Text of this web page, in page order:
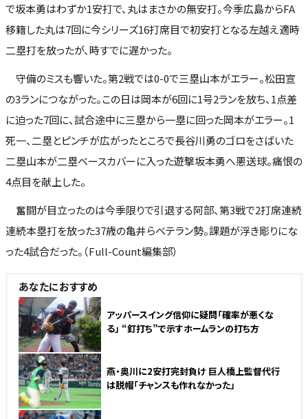
で坂本勇はわずか1安打で、丸はまさかの無安打。今季広島からFA
移籍した丸は7回に今シリーズ16打席目で初安打となる左越え適時
二塁打を放ったが、時すでに遅かった。
守備のミスも響いた。第2戦では0-0で三塁山本がエラー。松田宣
の3ランにつながった。この日は岡本が6回に1号2ランを放ち、1点差
に迫った7回に、試合途中に三塁から一塁に回った岡本がエラー。1
死一、二塁とピンチが広がったところで長谷川勇のゴロをさばいた
二塁山本が二塁ベースカバーに入った遊撃坂本勇へ悪送球。痛恨の
4点目を献上した。
奮闘が目立ったのは今季限りで引退する阿部、第3戦で2打席連続
連続本塁打を放った37歳の亀井らベテラン勢。課題が浮き彫りにな
った4試合だった。（Full-Count編集部）
あなたにおすすめ
NEW
アッパースイング信仰に疑問「確率が悪くな
る」 “釘打ち”で示すホームランの打ち方
燕・奥川に2安打完封負け 巨人橋上監督代行
は脱帽「チャンスも作れなかった」
NEW